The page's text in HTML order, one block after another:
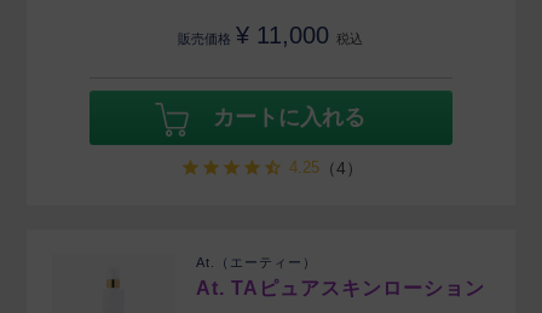
販売価格 ¥ 11,000 税込
カートに入れる
4.25（4）
At.（エーティー）
At. TAピュアスキンローション